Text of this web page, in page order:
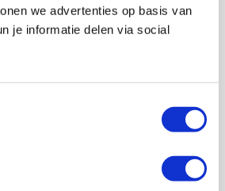
we advertenties op basis van
je informatie delen via social